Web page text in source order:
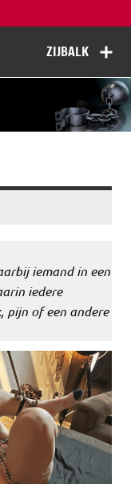
BDSM
ZIJBALK
iemand in een
iedere
pijn of een andere